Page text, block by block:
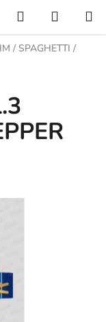
Hľadať
KOŠÍK
/ SPAGHETTI /